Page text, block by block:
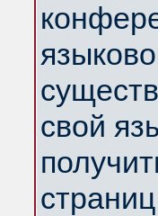
свой